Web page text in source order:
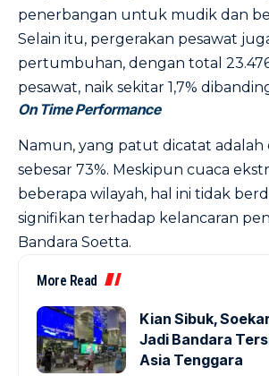
penerbangan untuk mudik dan
Selain itu, pergerakan pesawat
pertumbuhan, dengan total
pesawat, naik sekitar 1,7%
On Time Performance
Namun, yang patut dicatat adalah
sebesar 73%. Meskipun cuaca
beberapa wilayah, hal ini tidak
signifikan terhadap kelancaran
Bandara Soetta.
More Read
Kian Sibuk,
Jadi Bandara
Asia Tenggara